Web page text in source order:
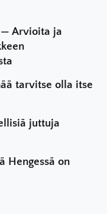
— Arvioita ja
tarvitse olla itse
juttuja
Hengessä on